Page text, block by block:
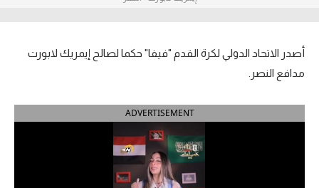
الدوري الإنجليزي الممتاز
أصدر الاتحاد الدولي لكرة القدم "فيفا" حكما لصالح إيمريك لابورت
مدافع النصر.
ADVERTISEMENT